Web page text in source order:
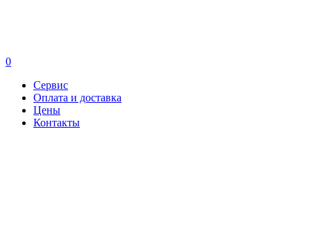
0
Сервис
Оплата и доставка
Цены
Контакты